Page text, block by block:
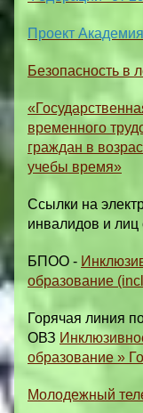
Проект
Безопасность в
временного
граждан в
учебы время»
Ссылки на
инвалидов и лиц
БПОО -
образование
Горячая линия
ОВЗ
образование »
Молодежный